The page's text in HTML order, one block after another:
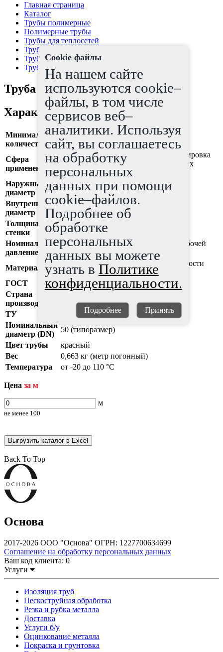
Главная страница
Каталог
Трубы полимерные
Полимерные трубы
Трубы для теплосетей
Трубы PE-RT
Трубы PE-RT, SDR 11
Труба PE-RT, SDR 11, OD 50 мм
Труба PE-RT, SDR 11, OD 50 мм
Характеристики
Минимальное
количество
100
Сфера
применения
системы теплоснабжения, транспортировка
горячей питьевой воды, отвод горячих
стоков
Наружный
диаметр
50 мм
Внутренний
диаметр
40,8 мм
Толщина
стенки
4,6 мм
Номинальное
давление (PN)
от 3 до 11 атм * (в зависимости от рабочей
температуры)
Материал
полиэтилен повышенной термостойкости
(PE-RT)
ГОСТ
Р 52134-2003
Страна
производитель
ТУ
2248-012-54432486-2013
Номинальный
диаметр (DN)
50 (типоразмер)
Цвет трубы
красный
Вес
0,663 кг (метр погонный)
Температура
от -20 до 110 °С
Цена за м
м
не менее 100
Выгрузить каталог в Excel
Back To Top
Основа
2017-2026 ООО "Основа" ОГРН: 1227700634699
Соглашение на обработку персональных данных
Ваш код клиента: 0
Услуги
Изоляция труб
Пескоструйная обработка
Резка и рубка металла
Доставка
Услуги б/у
Оцинкование металла
Покраска и грунтовка
Cookie файлы
На нашем сайте
используются cookie–
файлы, в том числе
сервисов веб–
аналитики. Используя
сайт, вы соглашаетесь
на обработку
персональных
данных при помощи
cookie–файлов.
Подробнее об
обработке
персональных
данных вы можете
узнать в Политике
конфиденциальности.
Подробнее Принять